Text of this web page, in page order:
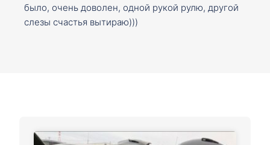
было, очень доволен, одной рукой рулю, другой
слезы счастья вытираю)))